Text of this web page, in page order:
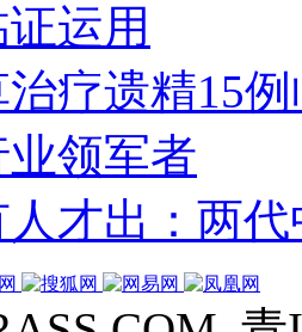
运用
疗遗精15
领军者
才出：两